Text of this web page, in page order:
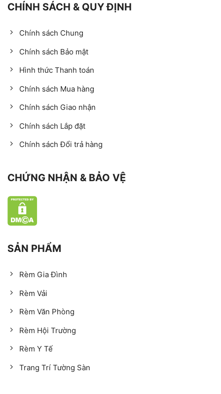
CHÍNH SÁCH & QUY ĐỊNH
Chính sách Chung
Chính sách Bảo mật
Hình thức Thanh toán
Chính sách Mua hàng
Chính sách Giao nhận
Chính sách Lắp đặt
Chính sách Đổi trả hàng
CHỨNG NHẬN & BẢO VỆ
SẢN PHẨM
Rèm Gia Đình
Rèm Vải
Rèm Văn Phòng
Rèm Hội Trường
Rèm Y Tế
Trang Trí Tường Sàn